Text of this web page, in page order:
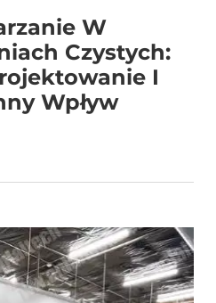
W
Czystych:
I
Wpływ